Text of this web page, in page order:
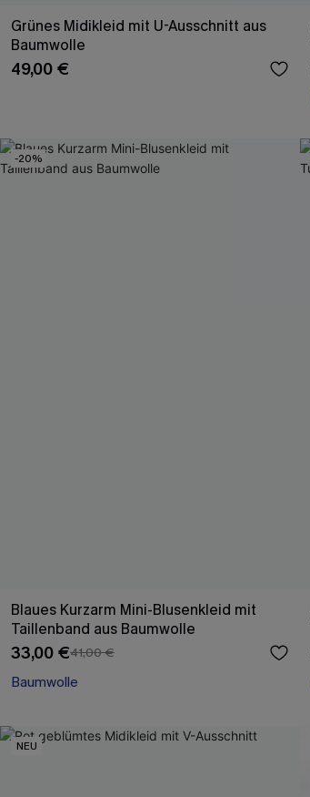
Grünes Midikleid mit U-Ausschnitt aus
Baumwolle
49,00 €
-20%
Blaues Kurzarm Mini-Blusenkleid mit
Taillenband aus Baumwolle
33,00 €41,00 €
Baumwolle
NEU